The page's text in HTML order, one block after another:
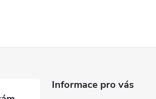
Informace pro vás